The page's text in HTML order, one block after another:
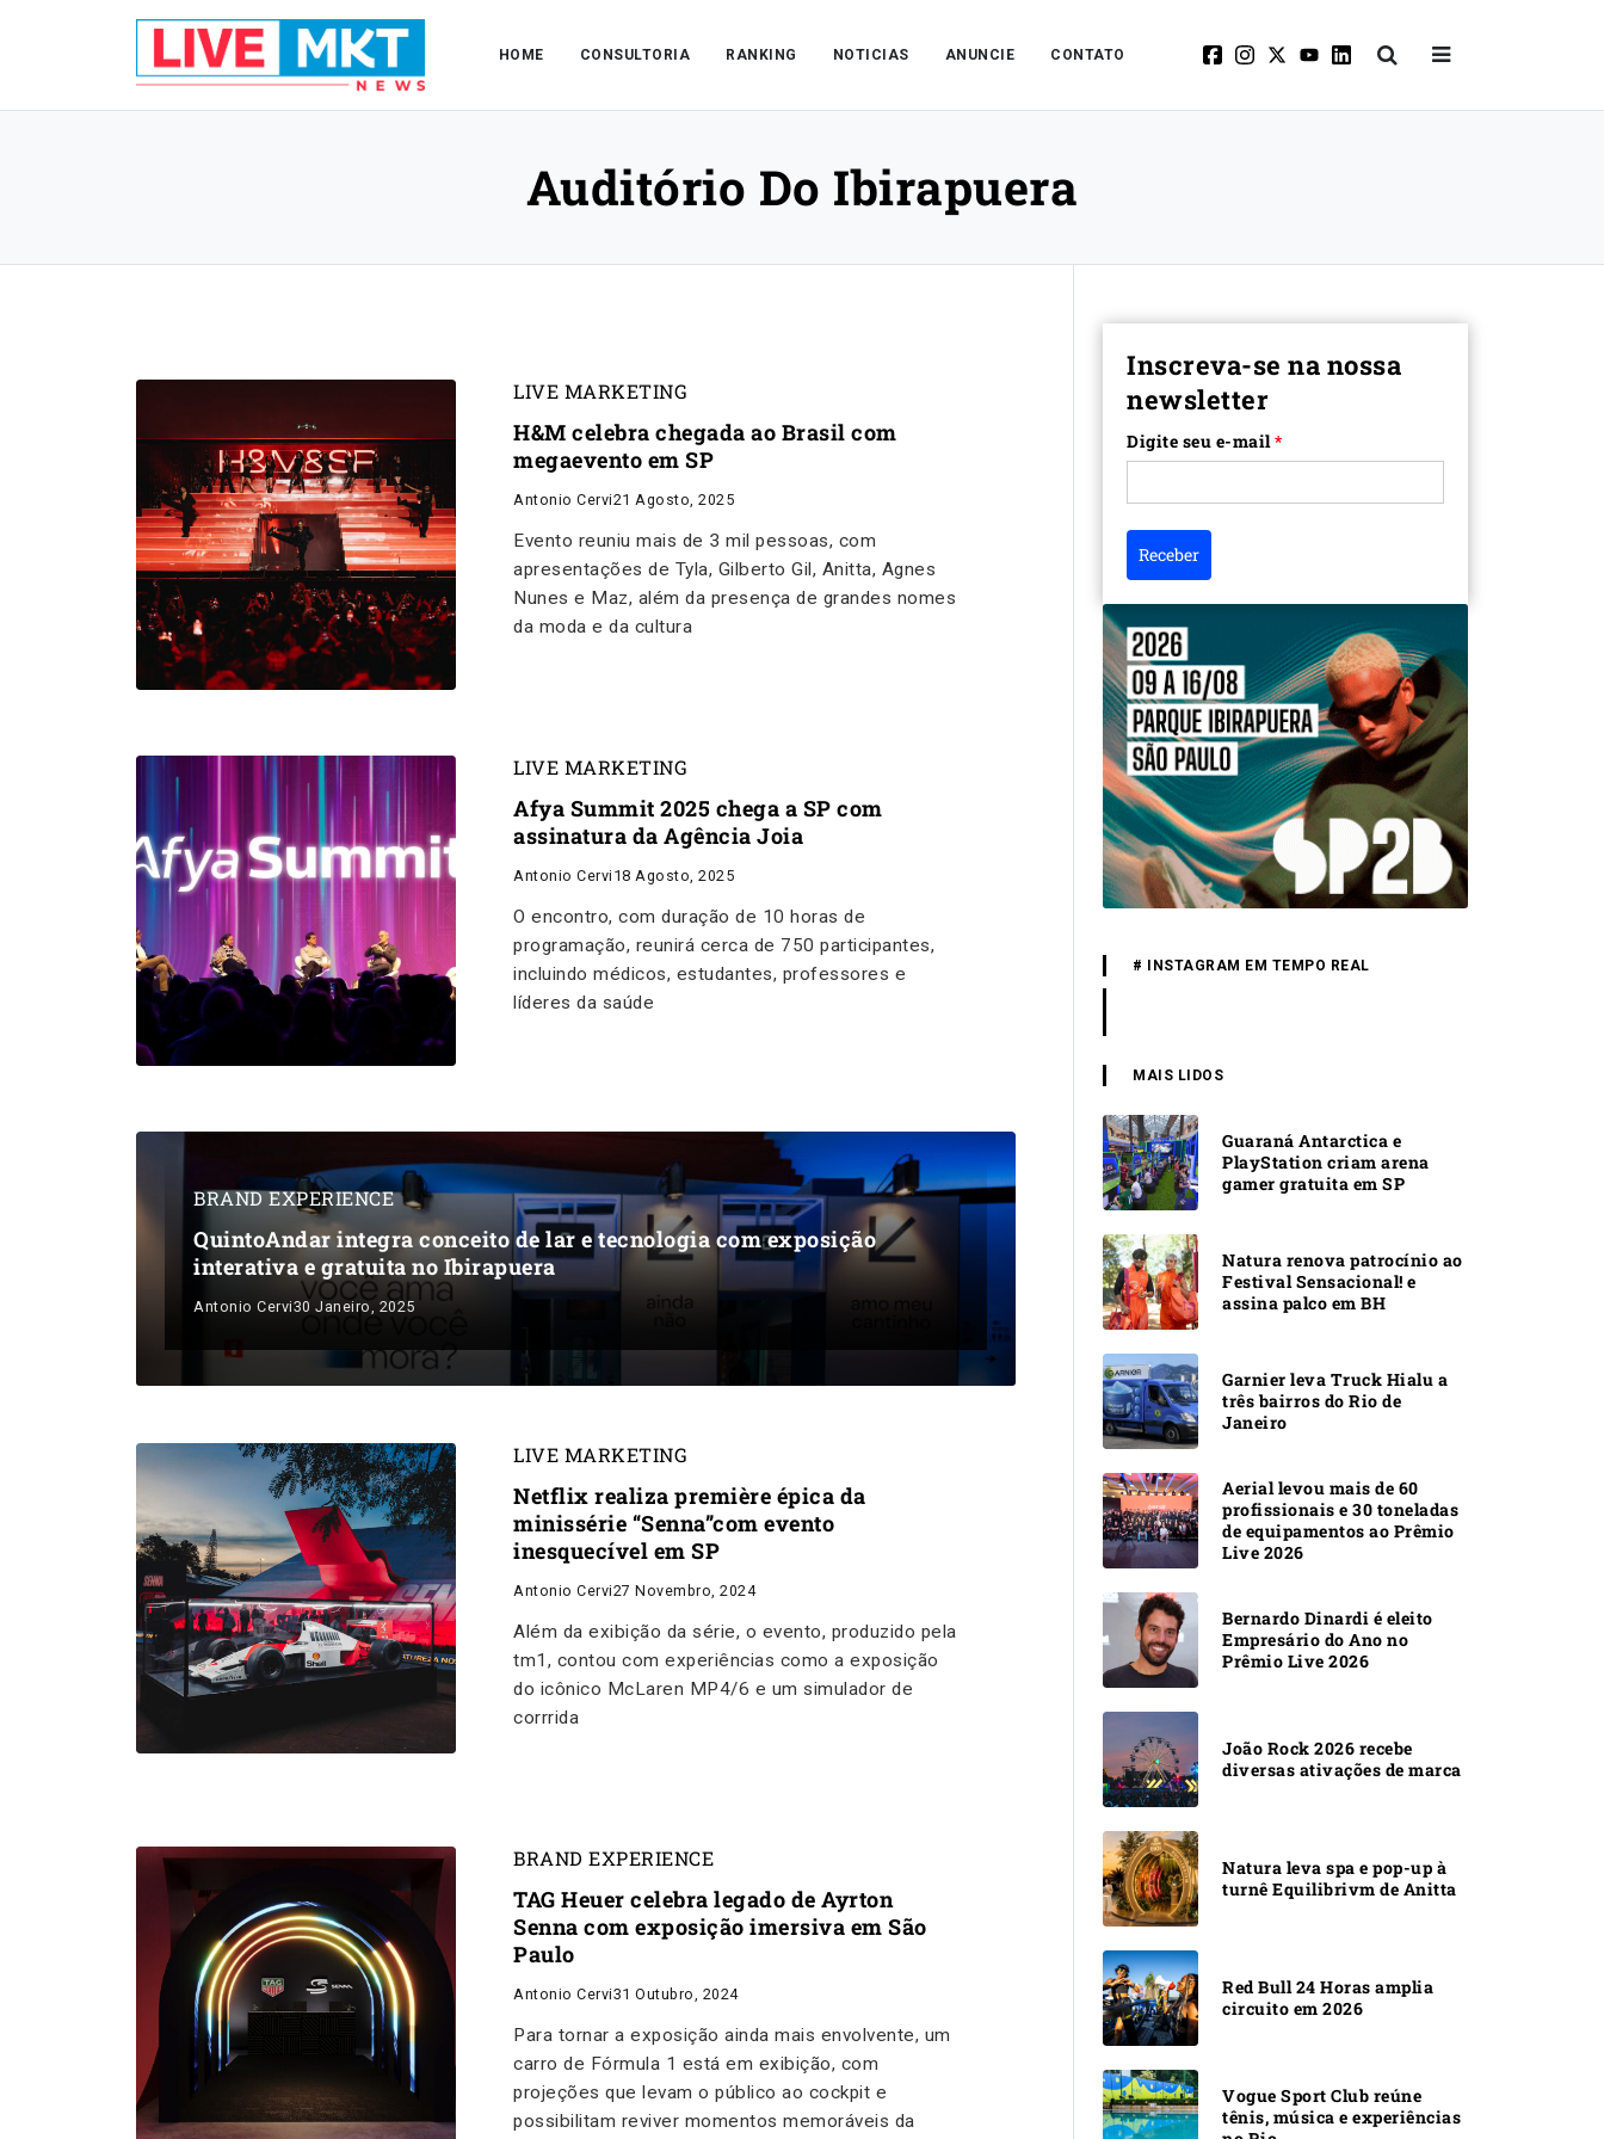
HOME CONSULTORIA RANKING NOTICIAS ANUNCIE CONTATO
Auditório Do Ibirapuera
LIVE MARKETING
H&M celebra chegada ao Brasil com
megaevento em SP
Antonio Cervi21 Agosto, 2025
Evento reuniu mais de 3 mil pessoas, com
apresentações de Tyla, Gilberto Gil, Anitta, Agnes
Nunes e Maz, além da presença de grandes nomes
da moda e da cultura
LIVE MARKETING
Afya Summit 2025 chega a SP com
assinatura da Agência Joia
Antonio Cervi 18 Agosto, 2025
O encontro, com duração de 10 horas de
programação, reunirá cerca de 750 participantes,
incluindo médicos, estudantes, professores e
líderes da saúde
BRAND EXPERIENCE
QuintoAndar integra conceito de lar e tecnologia com exposição
interativa e gratuita no Ibirapuera
Antonio Cervi30 Janeiro, 2025
LIVE MARKETING
Netflix realiza première épica da
minissérie “Senna”com evento
inesquecível em SP
Antonio Cervi27 Novembro, 2024
Além da exibição da série, o evento, produzido pela
tm1, contou com experiências como a exposição
do icônico McLaren MP4/6 e um simulador de
corrrida
BRAND EXPERIENCE
TAG Heuer celebra legado de Ayrton
Senna com exposição imersiva em São
Paulo
Antonio Cervi31 Outubro, 2024
Para tornar a exposição ainda mais envolvente, um
carro de Fórmula 1 está em exibição, com
projeções que levam o público ao cockpit e
possibilitam reviver momentos memoráveis da
Inscreva-se na nossa
newsletter
Digite seu e-mail*
Receber
# INSTAGRAM EM TEMPO REAL
MAIS LIDOS
Guaraná Antarctica e
PlayStation criam arena
gamer gratuita em SP
Natura renova patrocínio ao
Festival Sensacional! e
assina palco em BH
Garnier leva Truck Hialu a
três bairros do Rio de
Janeiro
Aerial levou mais de 60
profissionais e 30 toneladas
de equipamentos ao Prêmio
Live 2026
Bernardo Dinardi é eleito
Empresário do Ano no
Prêmio Live 2026
João Rock 2026 recebe
diversas ativações de marca
Natura leva spa e pop-up à
turnê Equilibrivm de Anitta
Red Bull 24 Horas amplia
circuito em 2026
Vogue Sport Club reúne
tênis, música e experiências